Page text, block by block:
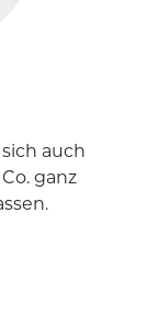
auch
ganz